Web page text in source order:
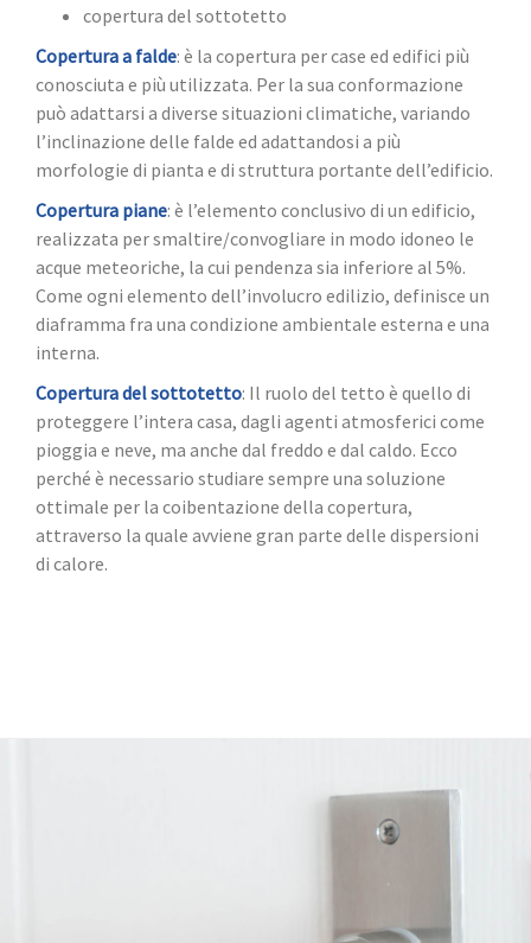
copertura del sottotetto
Copertura a falde: è la copertura per case ed edifici più
conosciuta e più utilizzata. Per la sua conformazione
può adattarsi a diverse situazioni climatiche, variando
l’inclinazione delle falde ed adattandosi a più
morfologie di pianta e di struttura portante dell’edificio.
Copertura piane: è l’elemento conclusivo di un edificio,
realizzata per smaltire/convogliare in modo idoneo le
acque meteoriche, la cui pendenza sia inferiore al 5%.
Come ogni elemento dell’involucro edilizio, definisce un
diaframma fra una condizione ambientale esterna e una
interna.
Copertura del sottotetto: Il ruolo del tetto è quello di
proteggere l’intera casa, dagli agenti atmosferici come
pioggia e neve, ma anche dal freddo e dal caldo. Ecco
perché è necessario studiare sempre una soluzione
ottimale per la coibentazione della copertura,
attraverso la quale avviene gran parte delle dispersioni
di calore.